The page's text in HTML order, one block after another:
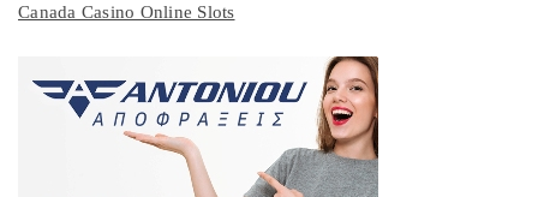
Canada Casino Online Slots